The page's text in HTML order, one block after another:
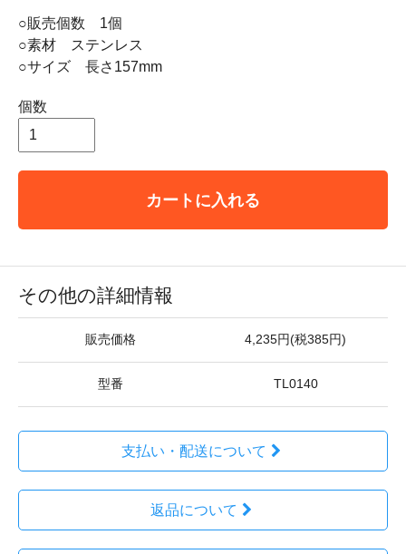
○販売個数 1個
○素材 ステンレス
○サイズ 長さ157mm
個数
カートに入れる
その他の詳細情報
販売価格 4,235円(税385円)
型番 TL0140
支払い・配送について
返品について